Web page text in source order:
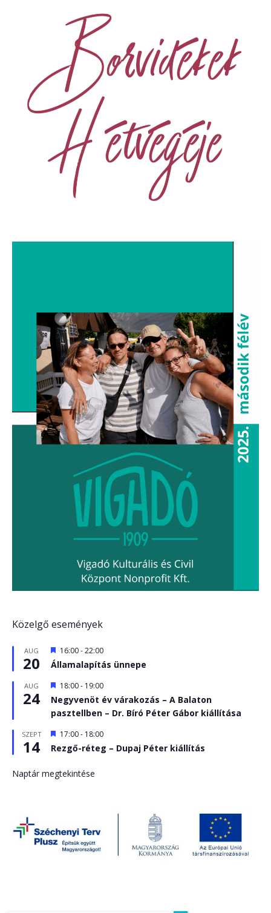
Közelgő események
AUG
20
Kiemelt
16:00-22:00
Államalapítás ünnepe
AUG
24
Kiemelt
18:00- 19:00
Negyvenöt év várakozás – A Balaton
pasztellben – Dr. Bíró Péter Gábor kiállítása
SZEPT
14
Kiemelt
17:00- 18:00
Rezgő-réteg – Dupaj Péter kiállítás
Naptár megtekintése